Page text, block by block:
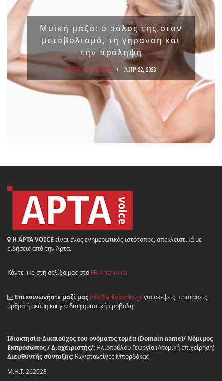
Μυϊκή μάζα: ο ρόλος της στον
μεταβολισμό, τη γήρανση και
την πρόληψη
ΥΓΕΙΑ ΚΑΙ ΕΥΕΞΙΑ ΑΠΡ 22, 2026
Η ΑΡΤΑ VOICE είναι ένας ενημερωτικός ιστότοπος, αποκλειστικά με
ειδήσεις από την Άρτα.
Κάντε like στη σελίδα μας στο FB Arta Voice
Επικοινωνήστε μαζί μας info@alikobooks.grγια σκέψεις, προτάσεις,
άρθρα ή ακόμη και για διαφημιστική προβολή
Ιδιοκτησία-Δικαιούχος του ονόματος τομέα (Domain name)/ Νόμιμος
Εκπρόσωπος / Διαχειριστής/: Ηλιοπούλου Γεωργία (Ατομική επιχείρηση)
Διευθυντής σύνταξης: Κωνσταντίνος Μπορδόκας
Μ.Η.Τ. 262028